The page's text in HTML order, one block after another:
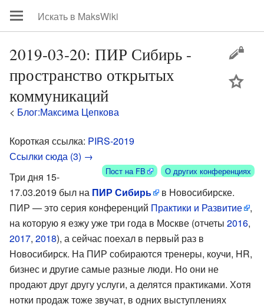
2019-03-20: ПИР Сибирь -
пространство открытых
коммуникаций
< Блог:Максима Цепкова
Короткая ссылка: PIRS-2019
Ссылки сюда (3) →
О других конференциях
Пост на FB
Три дня 15-
17.03.2019 был на ПИР Сибирь
в Новосибирске.
ПИР — это серия конференций Практики и Развитие
,
на которую я езжу уже три года в Москве (отчеты 2016,
2017, 2018), а сейчас поехал в первый раз в
Новосибирск. На ПИР собираются тренеры, коучи, HR,
бизнес и другие самые разные люди. Но они не
продают друг другу услуги, а делятся практиками. Хотя
нотки продаж тоже звучат, в одних выступлениях